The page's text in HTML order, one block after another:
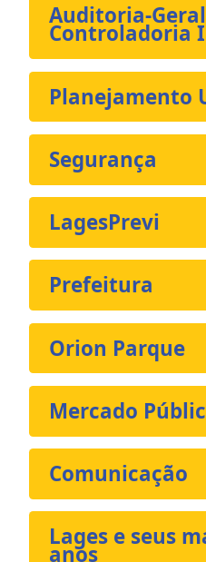
Auditoria-
Controladoria
Planejamento
Segurança
LagesPrevi
Prefeitura
Orion Parque
Mercado
Comunicação
Lages e seus
anos